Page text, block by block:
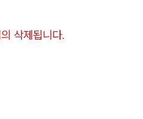
삭제됩니다.